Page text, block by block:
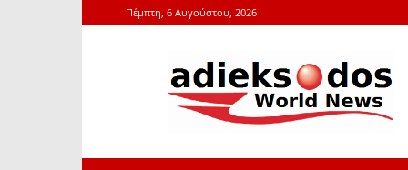
Πέμπτη, 6 Αυγούστου, 2026
adieksodos.gr